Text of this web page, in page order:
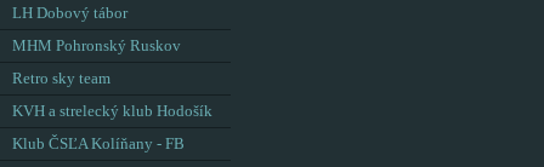
LH Dobový tábor
MHM Pohronský Ruskov
Retro sky team
KVH a strelecký klub Hodošík
Klub ČSĽA Kolíňany - FB